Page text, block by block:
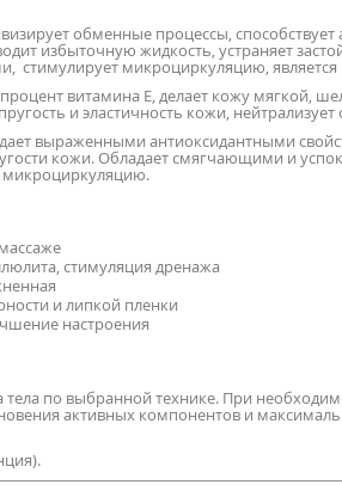
обменные процессы,
избыточную жидкость, устраняет
стимулирует микроциркуляцию,
витамина Е, делает кожу мягкой,
и эластичность кожи,
выраженными антиоксидантными
кожи. Обладает смягчающими и
микроциркуляцию.
стимуляция дренажа
и липкой пленки
настроения
тела по выбранной технике. При
активных компонентов и